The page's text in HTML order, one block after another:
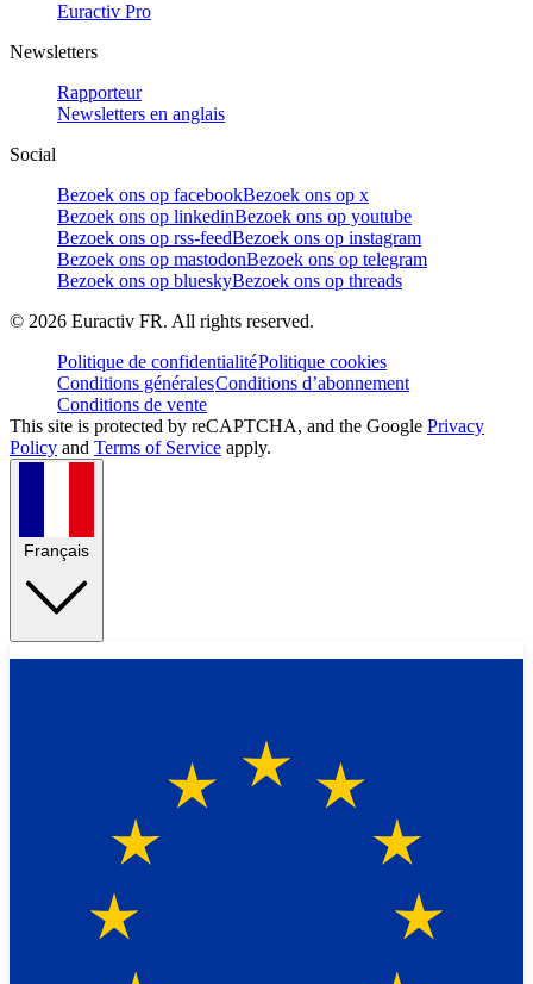
Euractiv Pro
Newsletters
Rapporteur
Newsletters en anglais
Social
Bezoek ons op facebookBezoek ons op x
Bezoek ons op linkedinBezoek ons op youtube
Bezoek ons op rss-feedBezoek ons op instagram
Bezoek ons op mastodonBezoek ons op telegram
Bezoek ons op blueskyBezoek ons op threads
© 2026 Euractiv FR. All rights reserved.
Politique de confidentialitéPolitique cookies
Conditions généralesConditions d’abonnement
Conditions de vente
This site is protected by reCAPTCHA, and the Google Privacy
Policy and Terms of Service apply.
Français